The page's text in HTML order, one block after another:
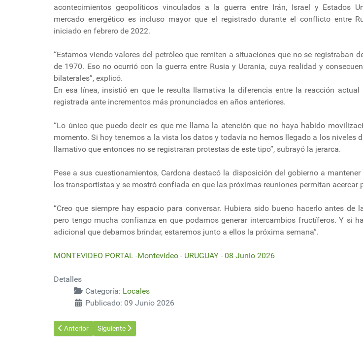
acontecimientos geopolíticos vinculados a la guerra entre Irán, Israel y Estados
mercado energético es incluso mayor que el registrado durante el conflicto entre
iniciado en febrero de 2022.
“Estamos viendo valores del petróleo que remiten a situaciones que no se registraban
de 1970. Eso no ocurrió con la guerra entre Rusia y Ucrania, cuya realidad y
bilaterales”, explicó.
En esa línea, insistió en que le resulta llamativa la diferencia entre la reacción actual
registrada ante incrementos más pronunciados en años anteriores.
“Lo único que puedo decir es que me llama la atención que no haya habido
momento. Si hoy tenemos a la vista los datos y todavía no hemos llegado a los niveles
llamativo que entonces no se registraran protestas de este tipo”, subrayó la jerarca.
Pese a sus cuestionamientos, Cardona destacó la disposición del gobierno a
los transportistas y se mostró confiada en que las próximas reuniones permitan acercar
“Creo que siempre hay espacio para conversar. Hubiera sido bueno hacerlo antes de
pero tengo mucha confianza en que podamos generar intercambios fructíferos. Y si
adicional que debamos brindar, estaremos junto a ellos la próxima semana”.
MONTEVIDEO PORTAL -Montevideo - URUGUAY - 08 Junio 2026
Detalles
Categoría: Locales
Publicado: 09 Junio 2026
Artículo anterior: «La forestación ha sido un promotor de la logística»
Anterior Artículo siguiente: Cardona sobre quita de beneficios a autos eléctricos: "No estamos
Siguiente